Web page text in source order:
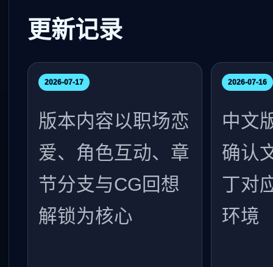
更新记录
2026-07-17
版本内容以职场恋
爱、角色互动、章
节分支与CG回想
解锁为核心
2026-07-16
中文
确认
丁对
环境